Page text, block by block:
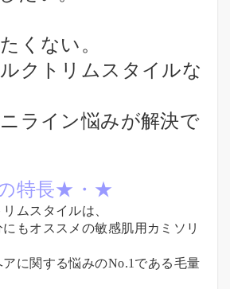
くない。
クトリムスタイルな
ライン悩みが解決で
特長★・★
ムスタイルは、
もオススメの敏感肌用カミソリ
に関する悩みのNo.1である毛量